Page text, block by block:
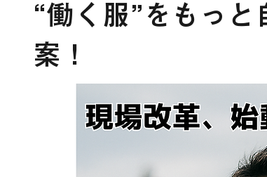
“働く服”をもっ
案！